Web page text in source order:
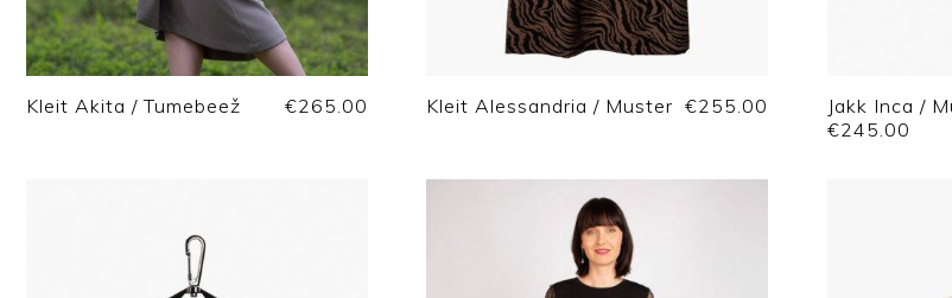
Kleit Akita / Tumebeež €265.00 Kleit Alessandria / Muster €255.00
Jakk Inca /
€245.00